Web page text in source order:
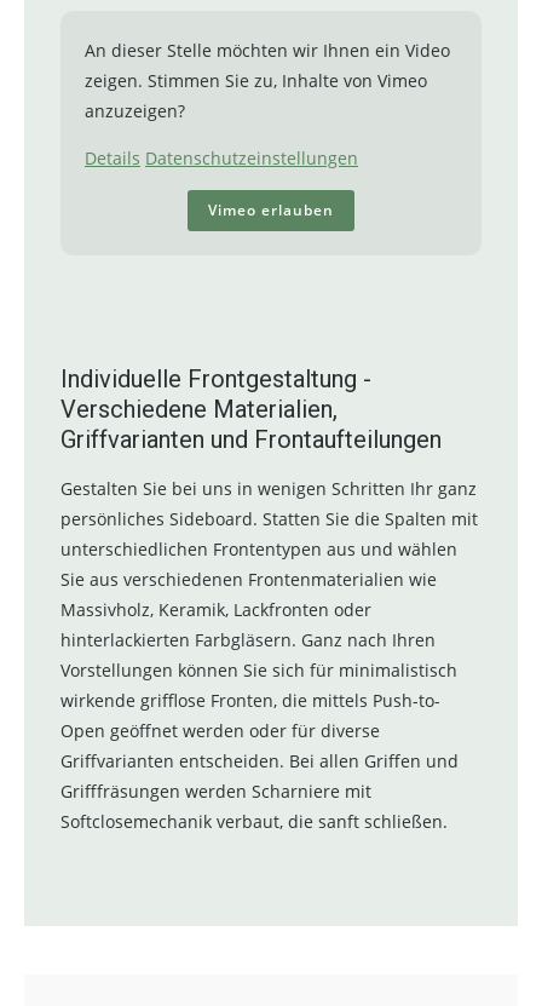
An dieser Stelle möchten wir Ihnen ein Video
zeigen. Stimmen Sie zu, Inhalte von Vimeo
anzuzeigen?
Details Datenschutzeinstellungen
Vimeo erlauben
Individuelle Frontgestaltung -
Verschiedene Materialien,
Griffvarianten und Frontaufteilungen
Gestalten Sie bei uns in wenigen Schritten Ihr ganz
persönliches Sideboard. Statten Sie die Spalten mit
unterschiedlichen Frontentypen aus und wählen
Sie aus verschiedenen Frontenmaterialien wie
Massivholz, Keramik, Lackfronten oder
hinterlackierten Farbgläsern. Ganz nach Ihren
Vorstellungen können Sie sich für minimalistisch
wirkende grifflose Fronten, die mittels Push-to-
Open geöffnet werden oder für diverse
Griffvarianten entscheiden. Bei allen Griffen und
Grifffräsungen werden Scharniere mit
Softclosemechanik verbaut, die sanft schließen.